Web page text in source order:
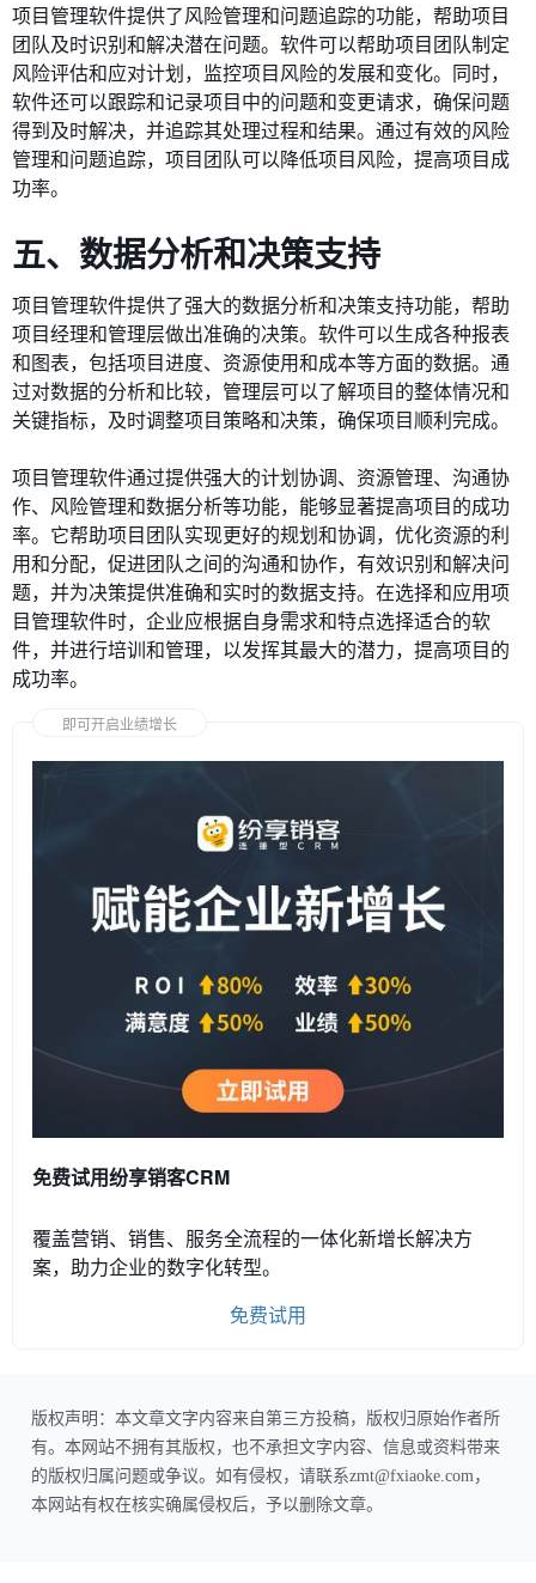
项目管理软件提供了风险管理和问题追踪的功能，帮助项目
团队及时识别和解决潜在问题。软件可以帮助项目团队制定
风险评估和应对计划，监控项目风险的发展和变化。同时，
软件还可以跟踪和记录项目中的问题和变更请求，确保问题
得到及时解决，并追踪其处理过程和结果。通过有效的风险
管理和问题追踪，项目团队可以降低项目风险，提高项目成
功率。
五、数据分析和决策支持
项目管理软件提供了强大的数据分析和决策支持功能，帮助
项目经理和管理层做出准确的决策。软件可以生成各种报表
和图表，包括项目进度、资源使用和成本等方面的数据。通
过对数据的分析和比较，管理层可以了解项目的整体情况和
关键指标，及时调整项目策略和决策，确保项目顺利完成。
项目管理软件通过提供强大的计划协调、资源管理、沟通协
作、风险管理和数据分析等功能，能够显著提高项目的成功
率。它帮助项目团队实现更好的规划和协调，优化资源的利
用和分配，促进团队之间的沟通和协作，有效识别和解决问
题，并为决策提供准确和实时的数据支持。在选择和应用项
目管理软件时，企业应根据自身需求和特点选择适合的软
件，并进行培训和管理，以发挥其最大的潜力，提高项目的
成功率。
即可开启业绩增长
免费试用纷享销客CRM
覆盖营销、销售、服务全流程的一体化新增长解决方
案，助力企业的数字化转型。
免费试用
版权声明：本文章文字内容来自第三方投稿，版权归原始作者所
有。本网站不拥有其版权，也不承担文字内容、信息或资料带来
的版权归属问题或争议。如有侵权，请联系zmt@fxiaoke.com，
本网站有权在核实确属侵权后，予以删除文章。